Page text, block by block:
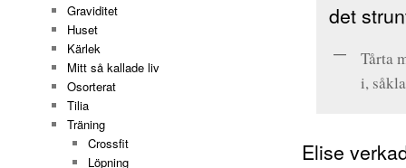
Tårta
i,
Elise
Graviditet
Huset
Kärlek
Mitt så kallade liv
Osorterat
Tilia
Träning
Crossfit
Löpning